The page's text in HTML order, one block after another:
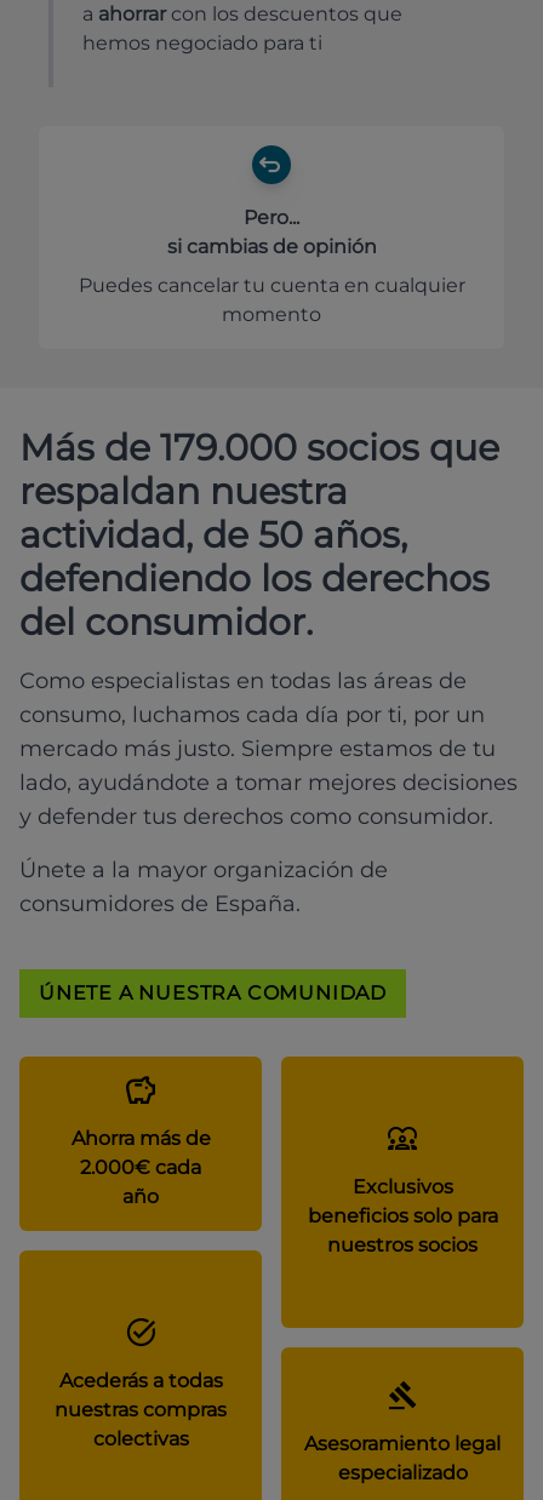
a ahorrar con los descuentos que
hemos negociado para ti
Pero...
si cambias de opinión
Puedes cancelar tu cuenta en cualquier
momento
Más de 179.000 socios que
respaldan nuestra
actividad, de 50 años,
defendiendo los derechos
del consumidor.
Como especialistas en todas las áreas de
consumo, luchamos cada día por ti, por un
mercado más justo. Siempre estamos de tu
lado, ayudándote a tomar mejores decisiones
y defender tus derechos como consumidor.
Únete a la mayor organización de
consumidores de España.
ÚNETE A NUESTRA COMUNIDAD
Ahorra más de
2.000€ cada
año
Exclusivos
beneficios solo para
nuestros socios
Acederás a todas
nuestras compras
colectivas
Asesoramiento legal
especializado